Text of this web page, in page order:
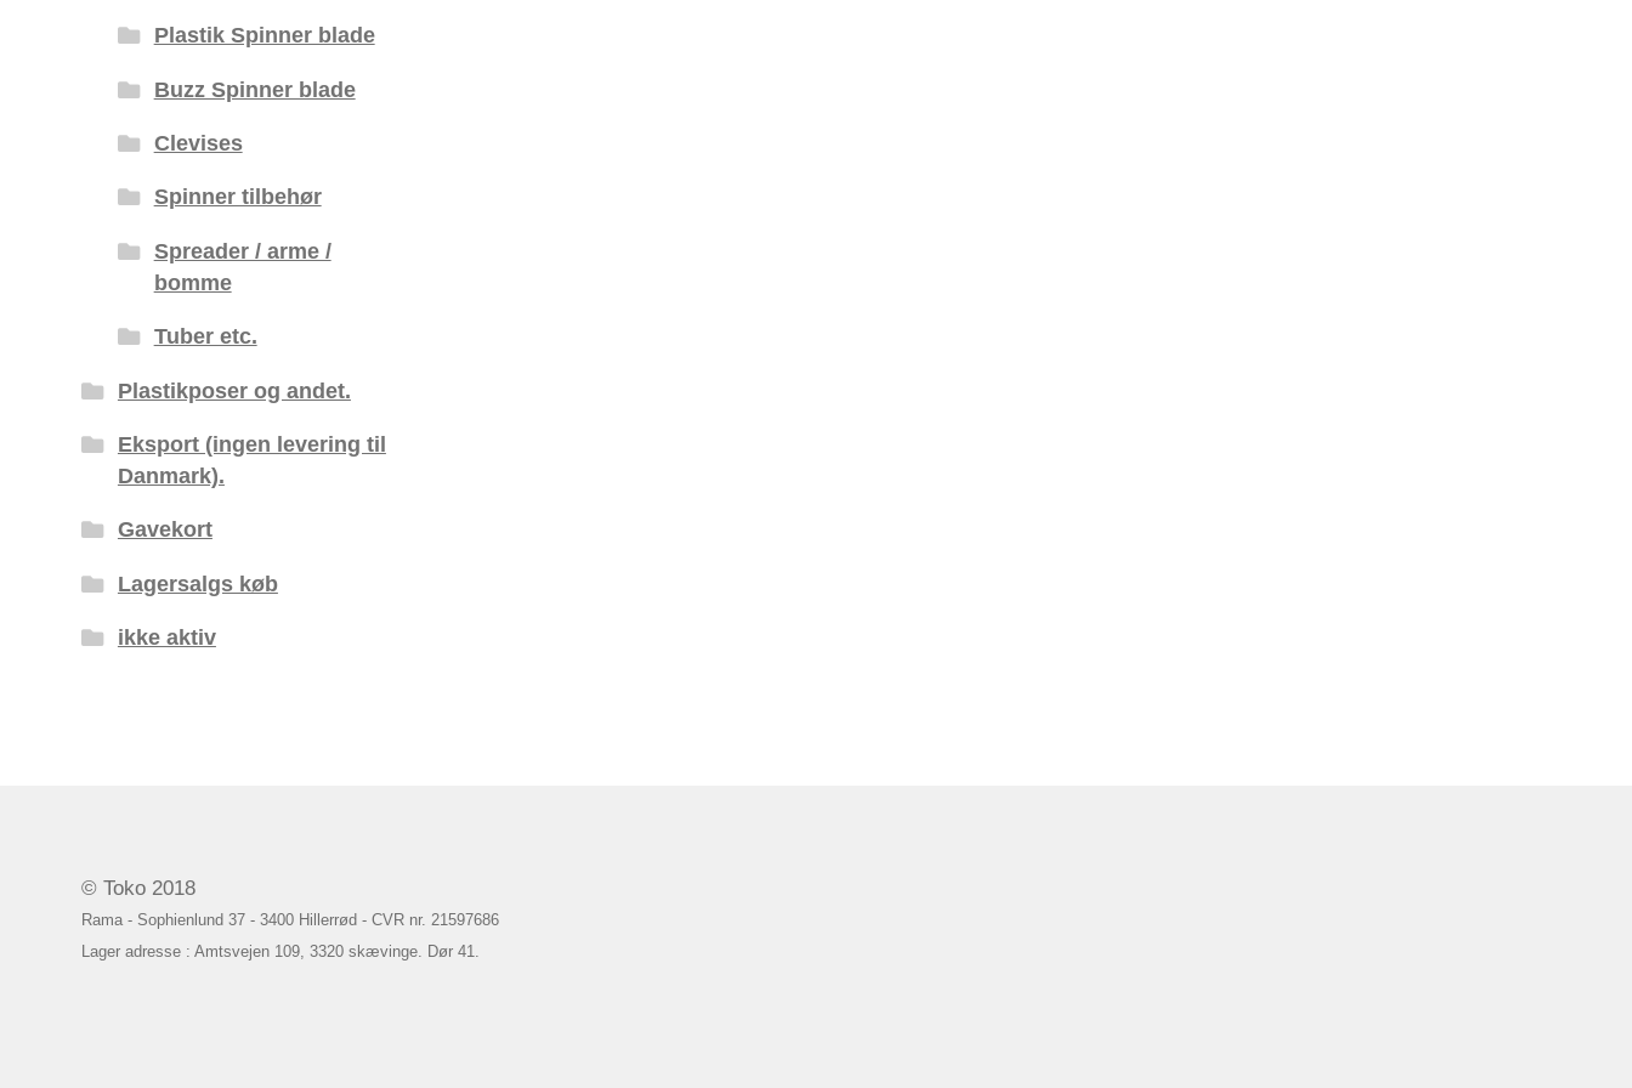
Plastik Spinner blade
Buzz Spinner blade
Clevises
Spinner tilbehør
Spreader / arme /
bomme
Tuber etc.
Plastikposer og andet.
Eksport (ingen levering til
Danmark).
Gavekort
Lagersalgs køb
ikke aktiv
© Toko 2018
Rama - Sophienlund 37 - 3400 Hillerrød - CVR nr. 21597686
Lager adresse : Amtsvejen 109, 3320 skævinge. Dør 41.